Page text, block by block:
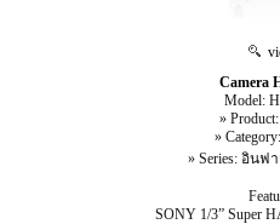
Camera
Model:
»
»
» Series: อินฟ
SONY 1/3” Super